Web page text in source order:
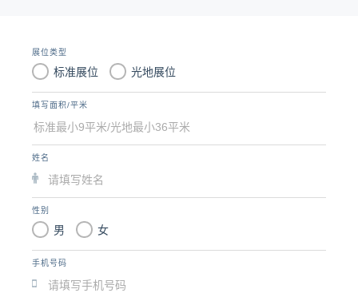
展位类型
标准展位 光地展位
填写面积/平米
姓名
性别
男 女
手机号码